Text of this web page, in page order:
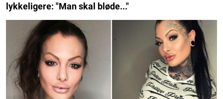
lykkeligere: "Man skal bløde..."